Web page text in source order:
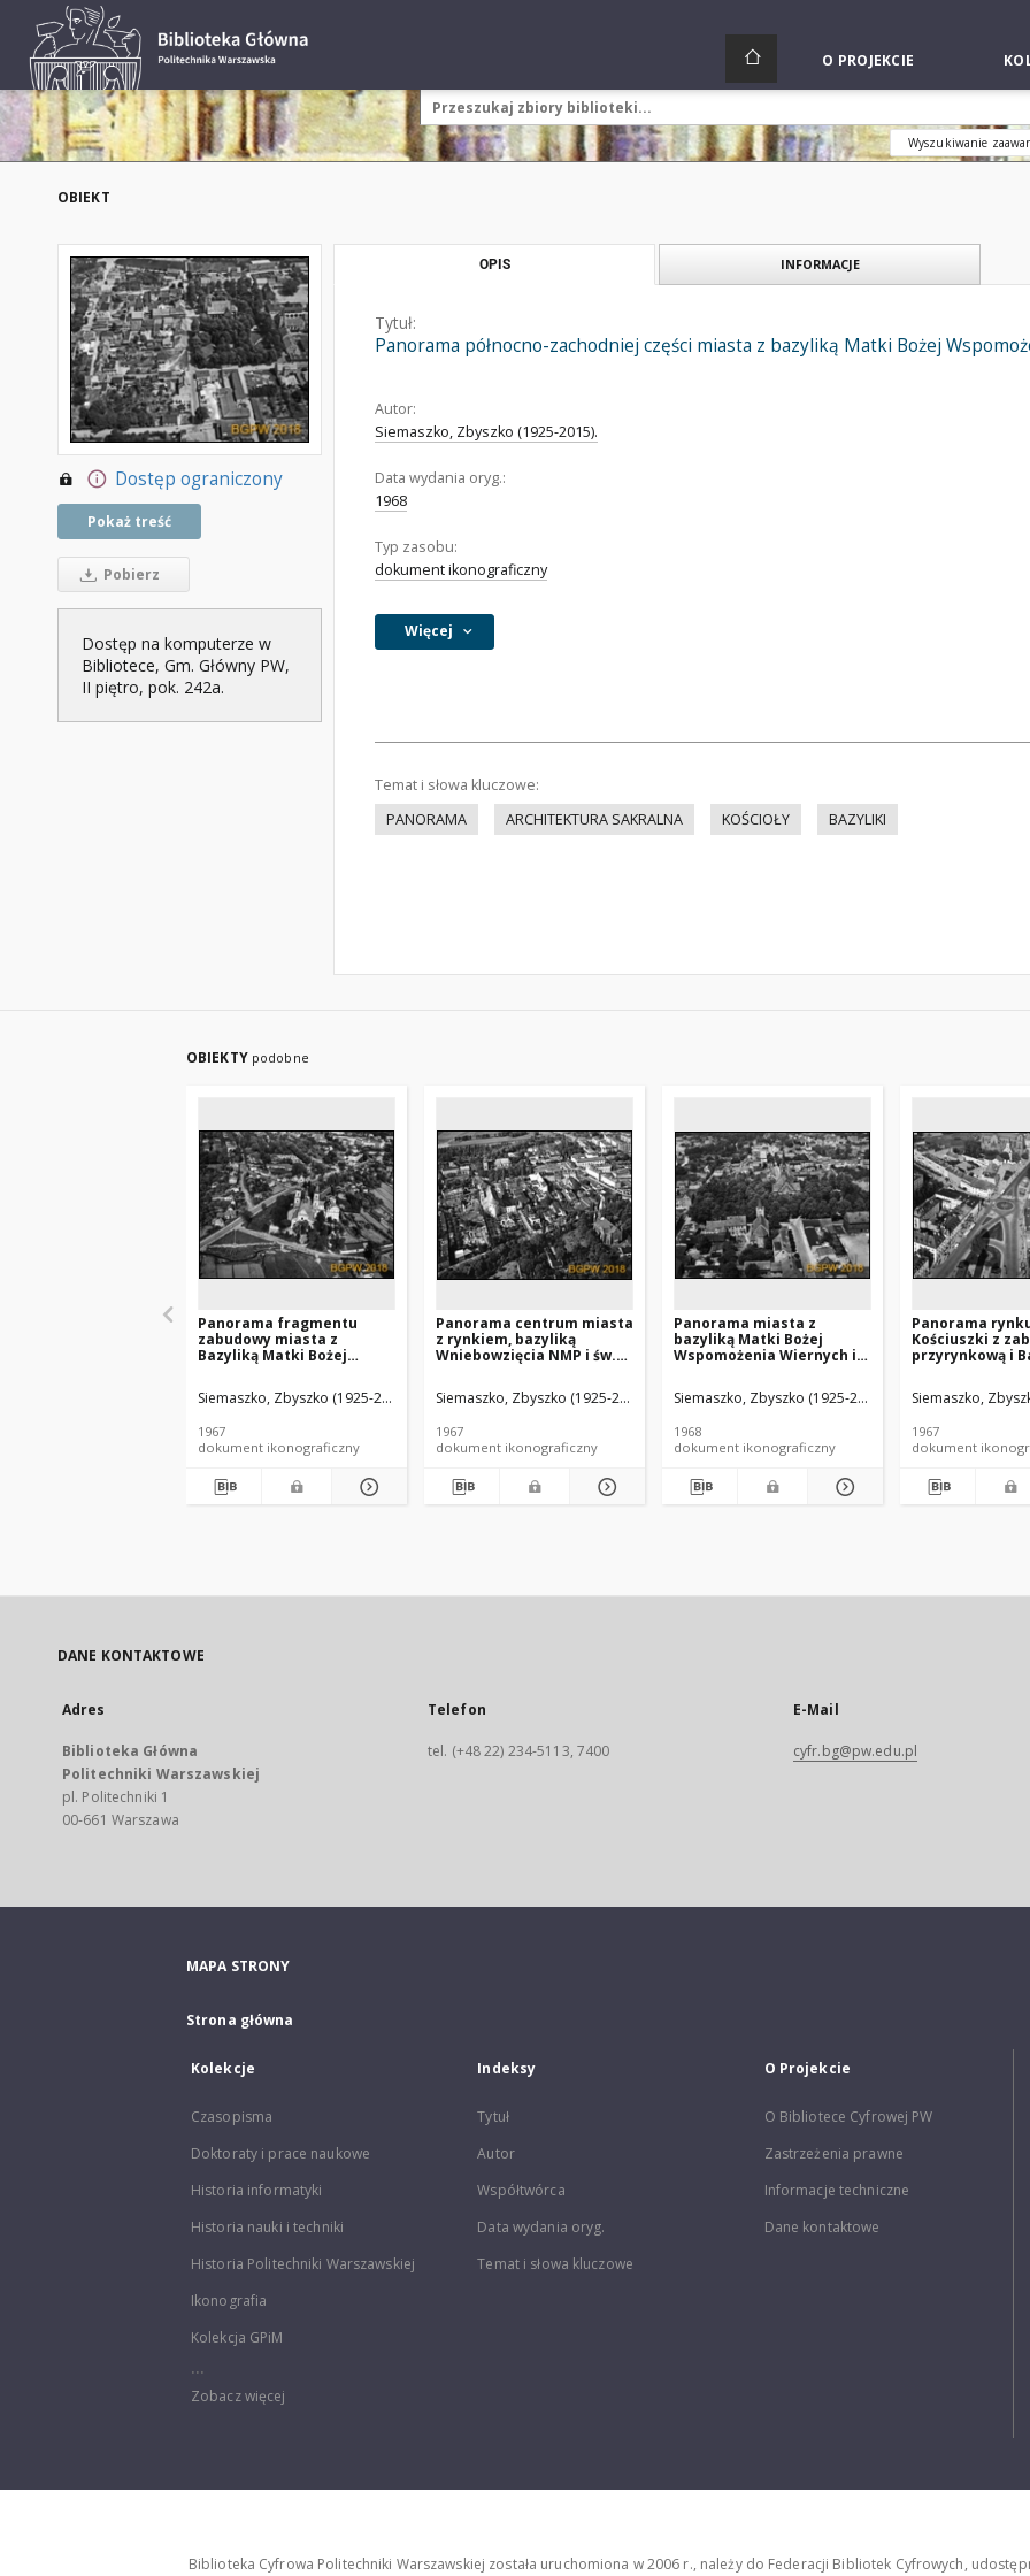
O PROJEKCIE
Wyszukiwanie
OBIEKT
Dostęp ograniczony
Pokaż treść
Pobierz
Dostęp na komputerze w
Bibliotece, Gm. Główny PW,
II piętro, pok. 242a.
OPIS INFORMACJE
Tytuł:
Panorama północno-zachodniej części miasta z bazyliką Matki Bożej
Autor:
Siemaszko, Zbyszko (1925-2015).
Data wydania oryg.:
1968
Typ zasobu:
dokument ikonograficzny
Więcej
Temat i słowa kluczowe:
PANORAMA
ARCHITEKTURA SAKRALNA KOŚCIOŁY BAZYLIKI
OBIEKTY podobne
Panorama fragmentu
zabudowy miasta z
Bazyliką Matki Bożej
strony południowej,
Jarosław
Siemaszko, Zbyszko (1925-2015).
1967
dokument ikonograficzny
Panorama centrum miasta
z rynkiem, bazyliką
Wniebowzięcia NMP i św.
Bożej Łaskawej i kościołem
Mariawitów, widok
Siemaszko, Zbyszko (1925-2015).
1967
dokument ikonograficzny
Panorama miasta z
bazyliką Matki Bożej
Wspomożenia Wiernych i
Wniebowstąpienia
Pańskiego, widok lotniczy
wschodniej, Twardogóra
Siemaszko, Zbyszko (1925-2015).
1968
dokument ikonograficzny
Panorama
Kościuszki z
przyrynkową i
lotniczy od
(południowej),
Siemaszko,
1967
dokument
DANE KONTAKTOWE
Adres
Biblioteka Główna
Politechniki Warszawskiej
pl. Politechniki 1
00-661 Warszawa
Telefon
tel. (+48 22) 234-5113, 7400
E-Mail
cyfr.bg@pw.edu.pl
MAPA STRONY
Strona główna
Kolekcje
Czasopisma
Doktoraty i prace naukowe
Historia informatyki
Historia nauki i techniki
Historia Politechniki Warszawskiej
Ikonografia
Kolekcja GPiM
...
Zobacz więcej
Indeksy
Tytuł
Autor
Współtwórca
Data wydania oryg.
Temat i słowa kluczowe
O Projekcie
O Bibliotece Cyfrowej PW
Zastrzeżenia prawne
Informacje techniczne
Dane kontaktowe
Biblioteka Cyfrowa Politechniki Warszawskiej została uruchomiona w 2006 r., należy do Federacji Bibliotek Cyfrowych,